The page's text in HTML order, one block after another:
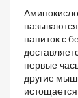
напиток с
первые
другие